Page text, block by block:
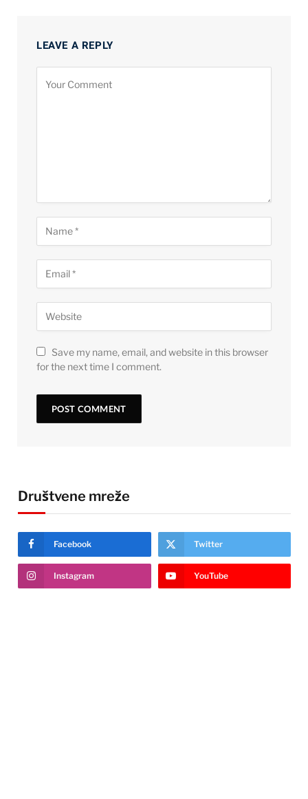
LEAVE A REPLY
Save my name, email, and website in this browser
for the next time I comment.
Društvene mreže
Facebook Twitter
Instagram YouTube